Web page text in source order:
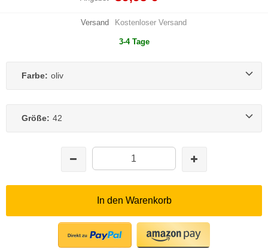
Versand Kostenloser Versand
3-4 Tage
Farbe: oliv
Größe: 42
In den Warenkorb